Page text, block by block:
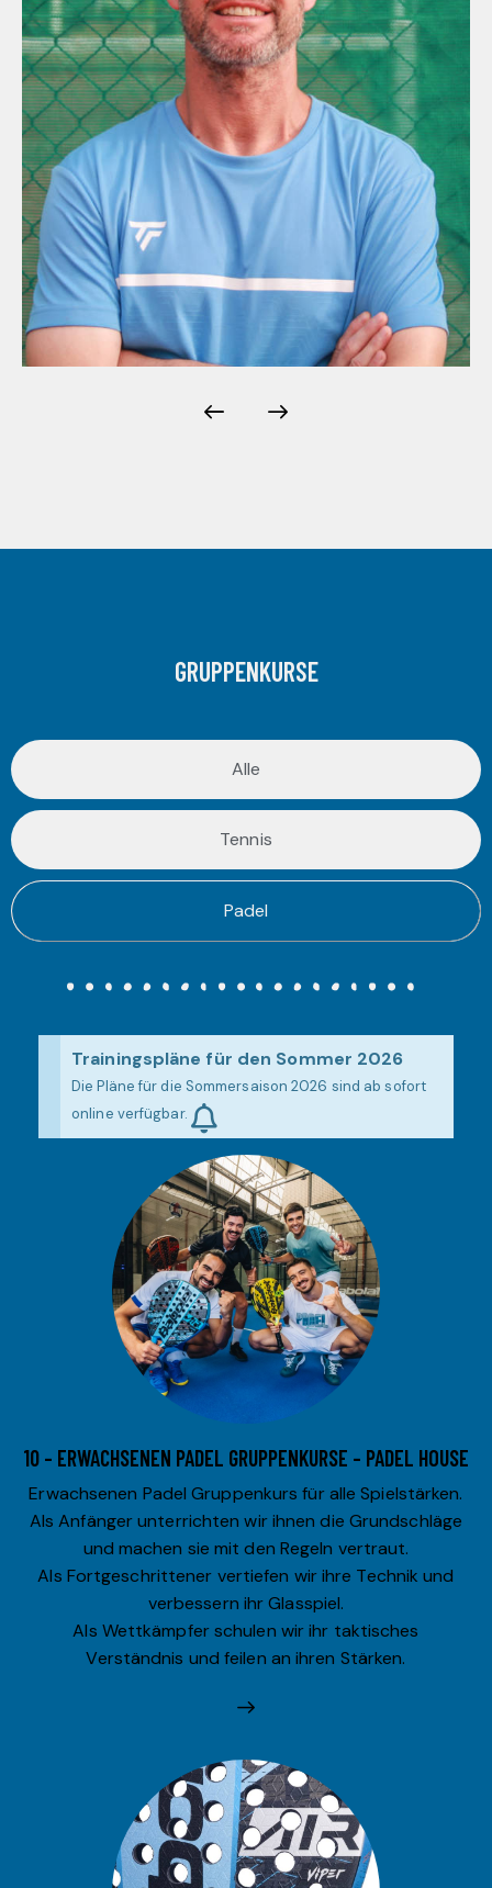
GRUPPENKURSE
Alle
Tennis
Padel
Trainingspläne für den Sommer 2026
Die Pläne für die Sommersaison 2026 sind ab sofort
online verfügbar.
10 – ERWACHSENEN PADEL GRUPPENKURSE – PADEL HOUSE
Erwachsenen Padel Gruppenkurs für alle Spielstärken.
Als Anfänger unterrichten wir ihnen die Grundschläge
und machen sie mit den Regeln vertraut.
Als Fortgeschrittener vertiefen wir ihre Technik und
verbessern ihr Glasspiel.
Als Wettkämpfer schulen wir ihr taktisches
Verständnis und feilen an ihren Stärken.